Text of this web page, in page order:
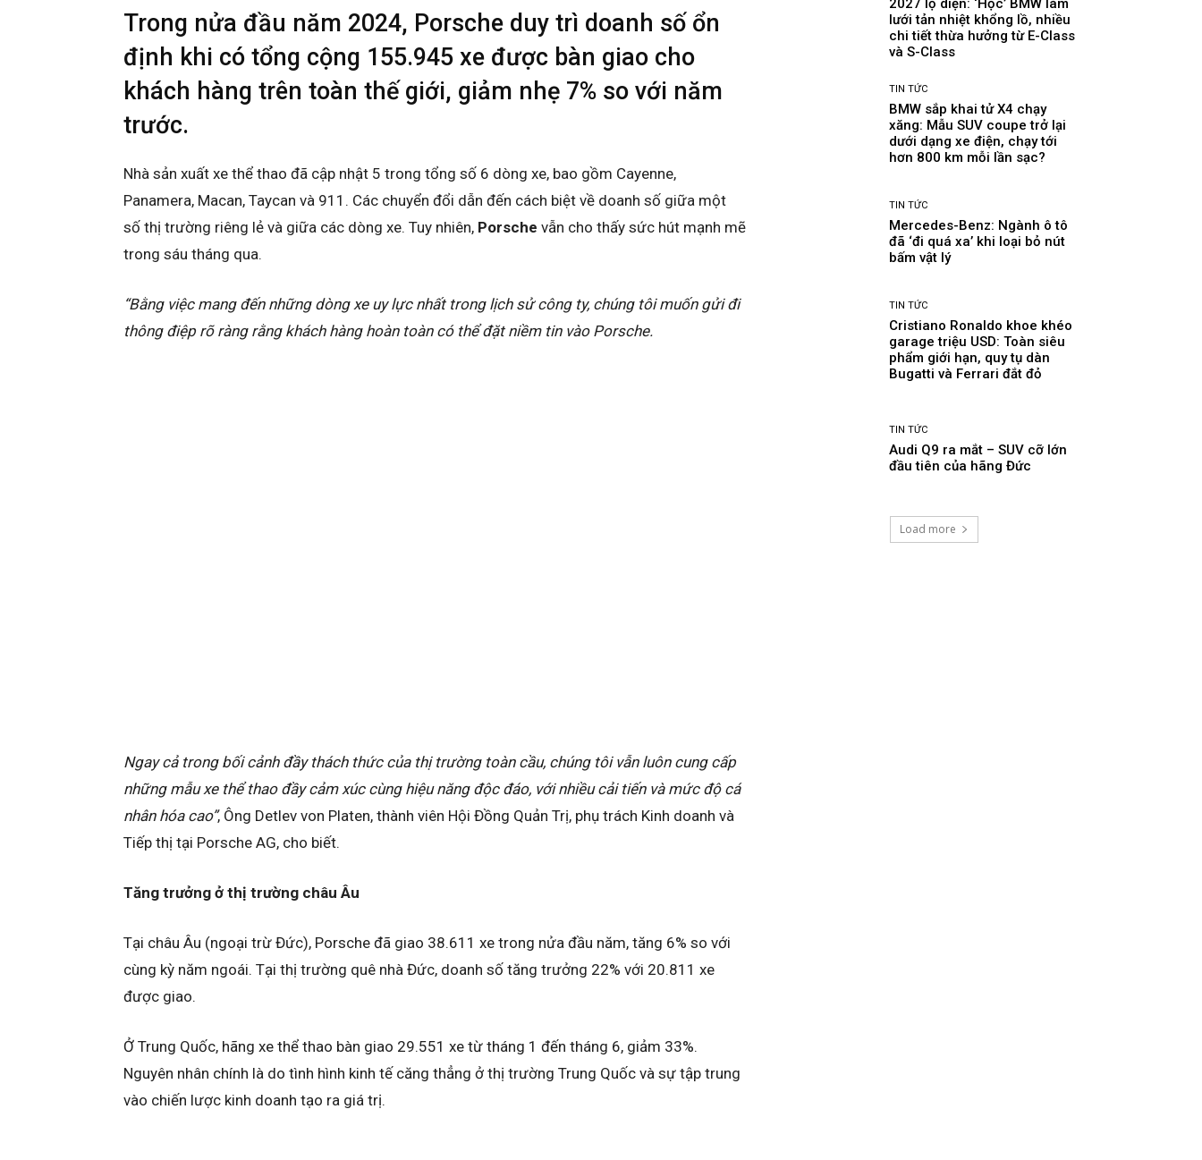
Trong nửa đầu năm 2024, Porsche duy trì doanh số ổn
định khi có tổng cộng 155.945 xe được bàn giao cho
khách hàng trên toàn thế giới, giảm nhẹ 7% so với năm
trước.
Nhà sản xuất xe thể thao đã cập nhật 5 trong tổng số 6 dòng xe, bao gồm Cayenne,
Panamera, Macan, Taycan và 911. Các chuyển đổi dẫn đến cách biệt về doanh số giữa một
số thị trường riêng lẻ và giữa các dòng xe. Tuy nhiên, Porsche vẫn cho thấy sức hút mạnh mẽ
trong sáu tháng qua.
“Bằng việc mang đến những dòng xe uy lực nhất trong lịch sử công ty, chúng tôi muốn gửi đi
thông điệp rõ ràng rằng khách hàng hoàn toàn có thể đặt niềm tin vào Porsche.
Ngay cả trong bối cảnh đầy thách thức của thị trường toàn cầu, chúng tôi vẫn luôn cung cấp
những mẫu xe thể thao đầy cảm xúc cùng hiệu năng độc đáo, với nhiều cải tiến và mức độ cá
nhân hóa cao”, Ông Detlev von Platen, thành viên Hội Đồng Quản Trị, phụ trách Kinh doanh và
Tiếp thị tại Porsche AG, cho biết.
Tăng trưởng ở thị trường châu Âu
Tại châu Âu (ngoại trừ Đức), Porsche đã giao 38.611 xe trong nửa đầu năm, tăng 6% so với
cùng kỳ năm ngoái. Tại thị trường quê nhà Đức, doanh số tăng trưởng 22% với 20.811 xe
được giao.
Ở Trung Quốc, hãng xe thể thao bàn giao 29.551 xe từ tháng 1 đến tháng 6, giảm 33%.
Nguyên nhân chính là do tình hình kinh tế căng thẳng ở thị trường Trung Quốc và sự tập trung
vào chiến lược kinh doanh tạo ra giá trị.
2027 lộ diện: ‘Học’ BMW làm
lưới tản nhiệt khổng lồ, nhiều
chi tiết thừa hưởng từ E-Class
và S-Class
TIN TỨC
BMW sắp khai tử X4 chạy
xăng: Mẫu SUV coupe trở lại
dưới dạng xe điện, chạy tới
hơn 800 km mỗi lần sạc?
TIN TỨC
Mercedes-Benz: Ngành ô tô
đã ‘đi quá xa’ khi loại bỏ nút
bấm vật lý
TIN TỨC
Cristiano Ronaldo khoe khéo
garage triệu USD: Toàn siêu
phẩm giới hạn, quy tụ dàn
Bugatti và Ferrari đắt đỏ
TIN TỨC
Audi Q9 ra mắt – SUV cỡ lớn
đầu tiên của hãng Đức
Load more